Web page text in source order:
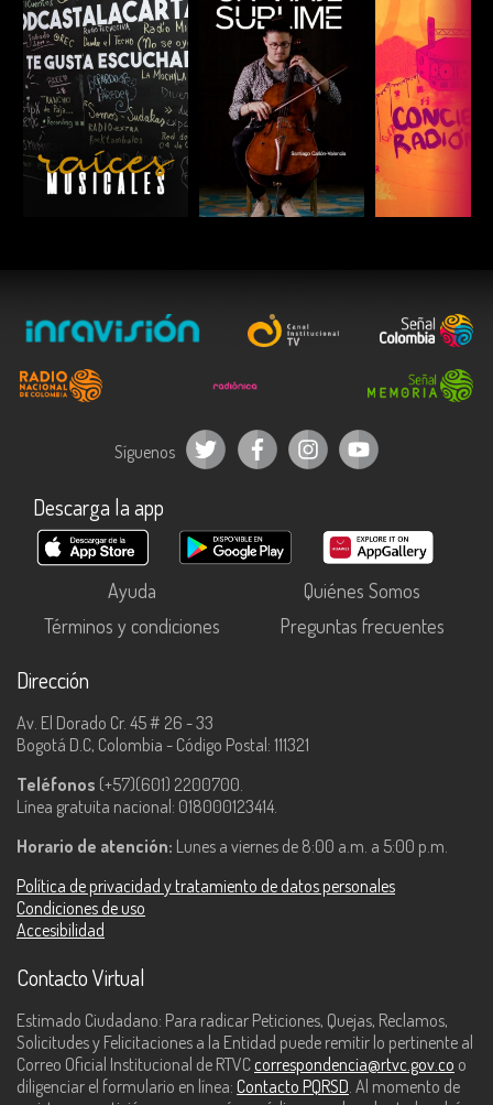
ESCUCHAR ESCUCHAR
Síguenos
Descarga la app
Ayuda
Quiénes Somos
Términos y condiciones
Preguntas frecuentes
Dirección
Av. El Dorado Cr. 45 # 26 - 33
Bogotá D.C, Colombia - Código Postal: 111321
Teléfonos (+57)(601) 2200700.
Línea gratuita nacional: 018000123414.
Horario de atención: Lunes a viernes de 8:00 a.m. a 5:00 p.m.
Política de privacidad y tratamiento de datos personales
Condiciones de uso
Accesibilidad
Contacto Virtual
Estimado Ciudadano: Para radicar Peticiones, Quejas, Reclamos,
Solicitudes y Felicitaciones a la Entidad puede remitir lo pertinente al
Correo Oficial Institucional de RTVC correspondencia@rtvc.gov.co o
diligenciar el formulario en línea: Contacto PQRSD. Al momento de